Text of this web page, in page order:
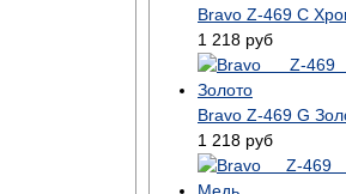
Bravo Z-469 C
1 218 руб
Bravo Z-469 G
1 218 руб